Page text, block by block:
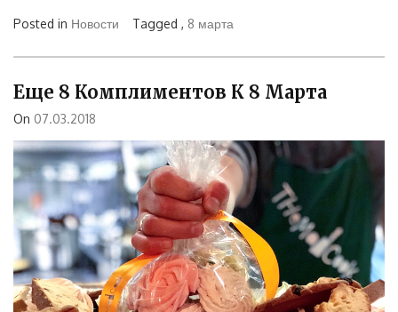
Posted in Новости Tagged , 8 марта
Еще 8 Комплиментов К 8 Марта
On 07.03.2018